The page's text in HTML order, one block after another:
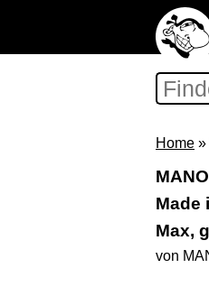
Home »
Made
Max,
von